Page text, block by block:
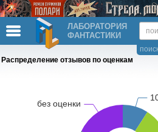
ЛАБОРАТОРИЯ
ФАНТАСТИКИ
Распределение отзывов по оценкам